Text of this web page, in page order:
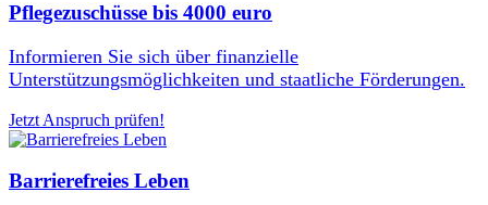
Pflegezuschüsse bis 4000 euro
Informieren Sie sich über finanzielle
Unterstützungsmöglichkeiten und staatliche Förderungen.
Jetzt Anspruch prüfen!
Barrierefreies Leben